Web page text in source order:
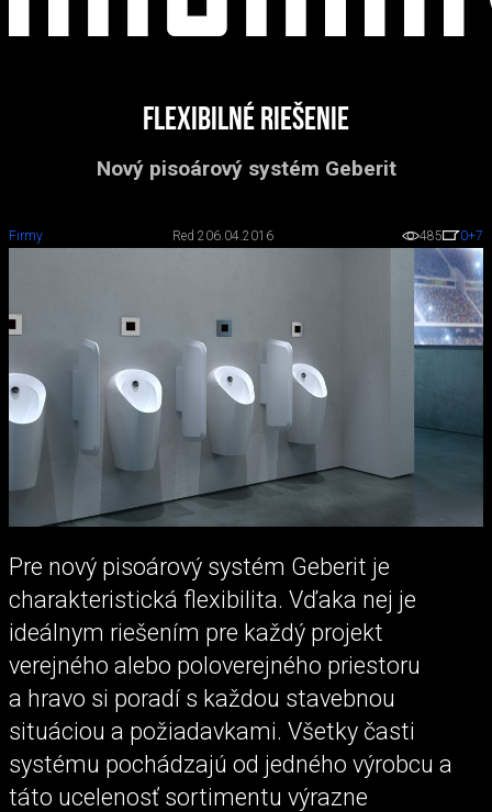
Flexibilné riešenie
Nový pisoárový systém Geberit
Firmy Red 206.04.2016 485 0+7
Pre nový pisoárový systém Geberit je
charakteristická flexibilita. Vďaka nej je
ideálnym riešením pre každý projekt
verejného alebo poloverejného priestoru
a hravo si poradí s každou stavebnou
situáciou a požiadavkami. Všetky časti
systému pochádzajú od jedného výrobcu a
táto ucelenosť sortimentu výrazne